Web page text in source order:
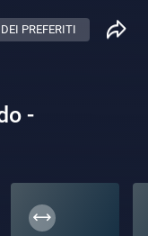
PREFERITI
-